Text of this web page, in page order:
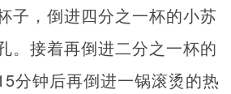
子，倒进四分之一杯的小苏
。接着再倒进二分之一杯的
分钟后再倒进一锅滚烫的热